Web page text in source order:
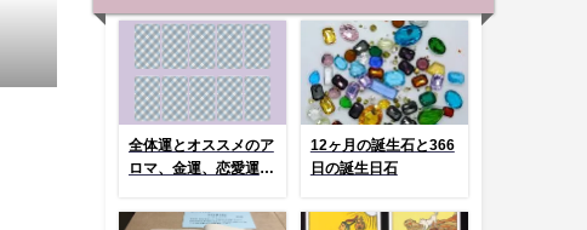
全体運とオススメのア
ロマ、金運、恋愛運、
プ！
12ヶ月の誕生石と366
日の誕生日石